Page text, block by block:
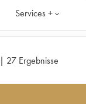
Services +
| 27 Ergebnisse